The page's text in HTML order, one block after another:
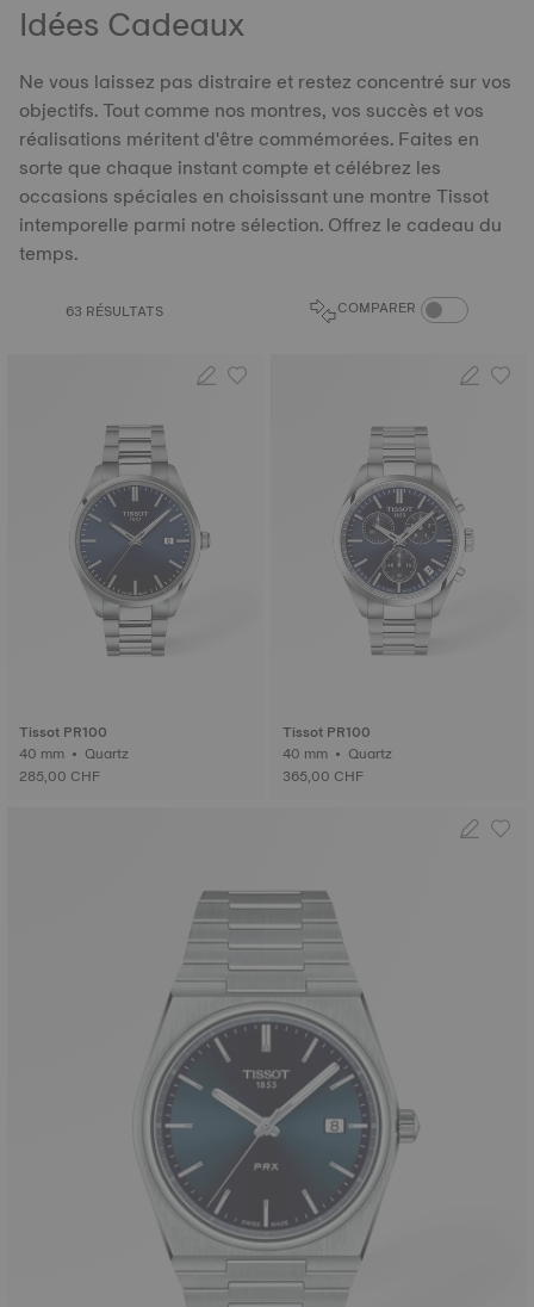
Idées Cadeaux
Ne vous laissez pas distraire et restez concentré sur vos
objectifs. Tout comme nos montres, vos succès et vos
réalisations méritent d'être commémorées. Faites en
sorte que chaque instant compte et célébrez les
occasions spéciales en choisissant une montre Tissot
intemporelle parmi notre sélection. Offrez le cadeau du
temps.
63 RÉSULTATS COMPARER BOUTON DU
Tissot PR100
40 mm • Quartz
285,00 CHF
Tissot PR100
40 mm • Quartz
365,00 CHF